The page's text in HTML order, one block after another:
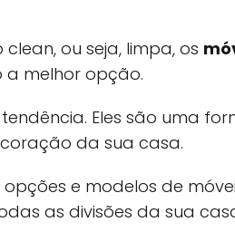
ou seja, limpa, os
a melhor opção.
Eles são uma
da sua casa.
e modelos de
as divisões da sua